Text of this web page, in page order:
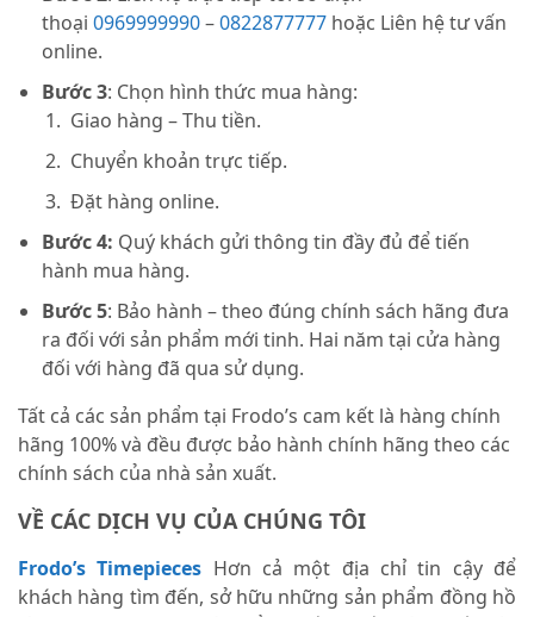
thoại 0969999990–0822877777 hoặc Liên hệ tư vấn
online.
Bước 3: Chọn hình thức mua hàng:
Giao hàng – Thu tiền.
Chuyển khoản trực tiếp.
Đặt hàng online.
Bước 4: Quý khách gửi thông tin đầy đủ để tiến
hành mua hàng.
Bước 5: Bảo hành – theo đúng chính sách hãng đưa
ra đối với sản phẩm mới tinh. Hai năm tại cửa hàng
đối với hàng đã qua sử dụng.
Tất cả các sản phẩm tại Frodo’s cam kết là hàng chính
hãng 100% và đều được bảo hành chính hãng theo các
chính sách của nhà sản xuất.
VỀ CÁC DỊCH VỤ CỦA CHÚNG TÔI
Frodo’s Timepieces Hơn cả một địa chỉ tin cậy để
khách hàng tìm đến, sở hữu những sản phẩm đồng hồ